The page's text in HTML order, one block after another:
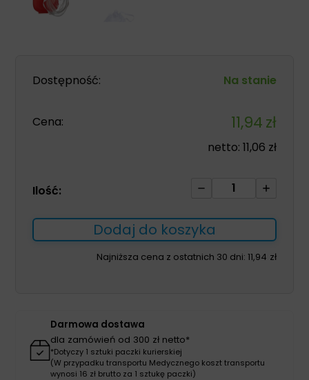
Dostępność: Na stanie
Cena: 11,94zł
netto: 11,06 zł
Ilość:
ilość
do
sztucznego
oddychania
Dodaj do koszyka
Najniższa cena z ostatnich 30 dni: 11,94 zł
Darmowa dostawa
dla zamówień od 300 zł netto*
*Dotyczy 1 sztuki paczki kurierskiej
(W przypadku transportu Medycznego koszt transportu
wynosi 16 zł brutto za 1 sztukę paczki)